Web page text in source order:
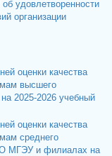
удовлетворенности
организации
оценки качества
высшего
2025-2026 учебный
оценки качества
среднего
МГЭУ и филиалах на